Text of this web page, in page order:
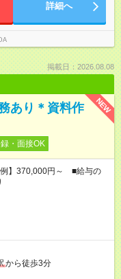
詳細へ
掲載日：2026.08.08
NEW
あり＊資料作
・面接OK
】370,000円～ ■給与の
から徒歩3分